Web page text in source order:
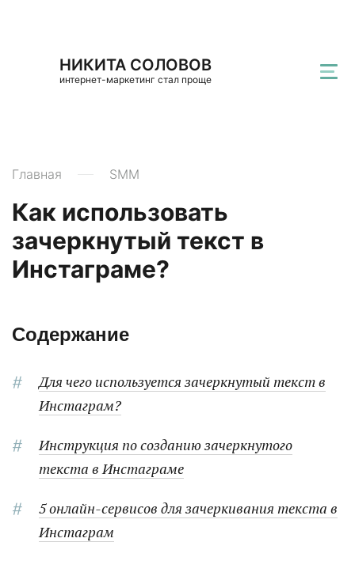
НИКИТА СОЛОВОВ
интернет-маркетинг стал проще
Главная SMM
Как использовать
зачеркнутый текст в
Инстаграме?
Содержание
Для чего используется зачеркнутый текст в
Инстаграм?
Инструкция по созданию зачеркнутого
текста в Инстаграме
5 онлайн-сервисов для зачеркивания текста в
Инстаграм